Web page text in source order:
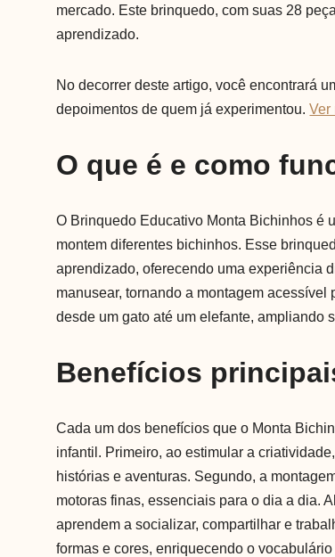
mercado. Este brinquedo, com suas 28
aprendizado.
No decorrer deste artigo, você encontrará
depoimentos de quem já experimentou.Ver
O que é e como
O Brinquedo Educativo Monta Bichinhos é
montem diferentes bichinhos. Esse
aprendizado, oferecendo uma experiência
manusear, tornando a montagem
desde um gato até um elefante, ampliando
Benefícios
Cada um dos benefícios que o Monta
infantil. Primeiro, ao estimular a
histórias e aventuras. Segundo, a
motoras finas, essenciais para o dia a dia.
aprendem a socializar, compartilhar e
formas e cores, enriquecendo o